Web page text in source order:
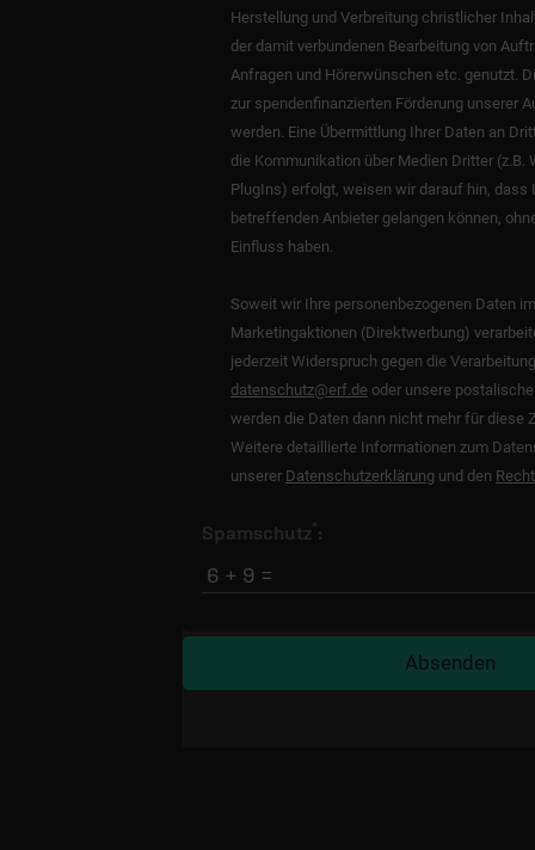
Herstellung und Verbreitung christlicher
der damit verbundenen Bearbeitung von
Anfragen und Hörerwünschen etc. genutzt.
zur spendenfinanzierten Förderung unserer
werden. Eine Übermittlung Ihrer Daten an
die Kommunikation über Medien Dritter (z.B.
PlugIns) erfolgt, weisen wir darauf hin, dass
betreffenden Anbieter gelangen können,
Einfluss haben.
Soweit wir Ihre personenbezogenen Daten im Rahmen von
Marketingaktionen (Direktwerbung)
jederzeit Widerspruch gegen die
datenschutz@erf.de oder unsere
werden die Daten dann nicht mehr für diese
Weitere detaillierte Informationen zum
unserer Datenschutzerklärung und den
Spamschutz * :
6 + 9 =